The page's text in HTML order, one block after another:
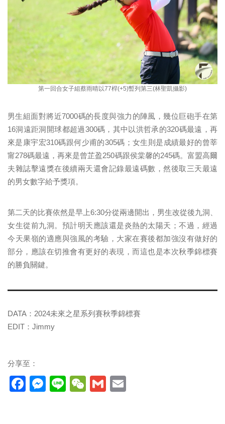
第一回合女子組蔡雨晴以77桿(+5)暫列第三(林聖凱攝影)
男生組面對將近7000碼的長度與強力的陣風，幾位巨砲手在第
16洞遠距洞開球都超過300碼，其中以洪哲承的320碼最遠，再
來是康宇宏310碼跟何少甫的305碼；女生則是成績最好的曾莘
甯278碼最遠，再來是曾芷盈250碼跟侯棠馨的245碼。富盟高爾
夫雜誌擊遠獎在後續兩天還會記錄最遠碼數，然後取三天最遠
的男女數字給予獎項。
第二天的比賽依然是早上6:30分從兩邊開出，男生改從後九洞、
女生從前九洞。預計明天應該還是炎熱的太陽天；不過，經過
今天果嶺的適應與強風的考驗，大家在賽後都加強沒有做好的
部分，應該在切推會有更好的表現，而這也是本次秋季錦標賽
的勝負關鍵。
DATA：2024未來之星系列賽秋季錦標賽
EDIT：Jimmy
分享至：
Facebook
Messenger
LineWeChat
Gmail